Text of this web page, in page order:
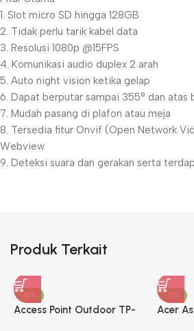
1. Slot micro SD hingga 128GB
2. Tidak perlu tarik kabel data
3. Resolusi 1080p @15FPS
4. Komunikasi audio duplex 2 arah
5. Auto night vision ketika gelap
6. Dapat berputar sampai 355° dan atas
7. Mudah pasang di plafon atau meja
8. Tersedia fitur Onvif (Open Network
Webview
9. Deteksi suara dan gerakan serta
Produk Terkait
-10%
Access Point Outdoor TP-
-15%
Acer